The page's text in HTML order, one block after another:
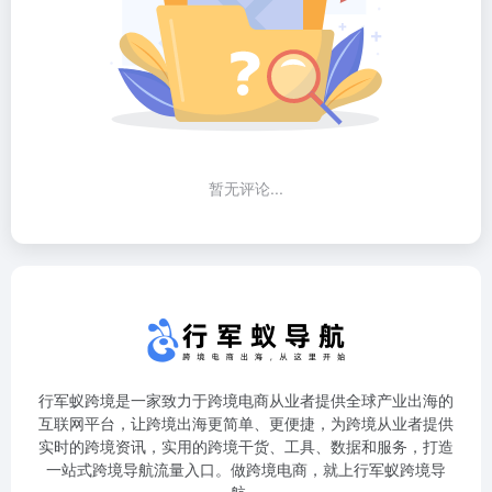
暂无评论...
行军蚁跨境是一家致力于跨境电商从业者提供全球产业出海的
互联网平台，让跨境出海更简单、更便捷，为跨境从业者提供
实时的跨境资讯，实用的跨境干货、工具、数据和服务，打造
一站式跨境导航流量入口。做跨境电商，就上行军蚁跨境导